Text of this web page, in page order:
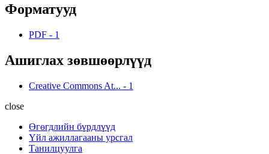
Форматууд
PDF - 1
Ашиглах зөвшөөрлүүд
Creative Commons At... - 1
close
Өгөгдлийн бүрдлүүд
Үйл ажиллагааны урсгал
Танилцуулга